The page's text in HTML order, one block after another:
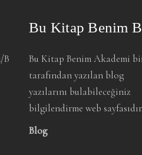
B
Bu Kitap Benim
Bu Kitap Benim Akademi
tarafından yazılan blog
yazılarını bulabileceğiniz
bilgilendirme web sayfasıdır.
Blog